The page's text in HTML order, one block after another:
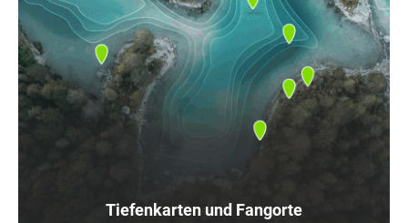
Tiefenkarten und Fangorte